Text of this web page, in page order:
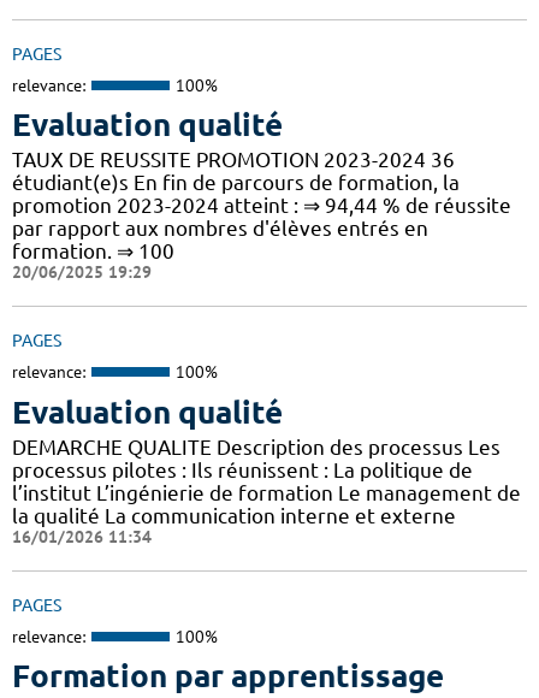
PAGES
relevance: 100%
Evaluation qualité
TAUX DE REUSSITE PROMOTION 2023-2024 36
étudiant(e)s En fin de parcours de formation, la
promotion 2023-2024 atteint : ⇒ 94,44 % de réussite
par rapport aux nombres d'élèves entrés en
formation. ⇒ 100
20/06/2025 19:29
PAGES
relevance: 100%
Evaluation qualité
DEMARCHE QUALITE Description des processus Les
processus pilotes : Ils réunissent : La politique de
l’institut L’ingénierie de formation Le management de
la qualité La communication interne et externe
16/01/2026 11:34
PAGES
relevance: 100%
Formation par apprentissage